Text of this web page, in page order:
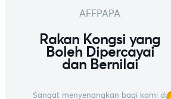
AFFPAPA
Rakan Kongsi yang
Boleh Dipercayai
dan Bernilai
Sangat menyenangkan bagi kami di